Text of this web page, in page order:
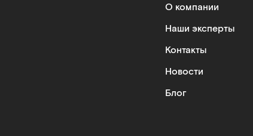
О компании
Наши эксперты
Контакты
Новости
Блог